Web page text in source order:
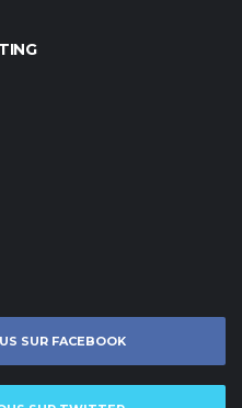
SUR FACEBOOK